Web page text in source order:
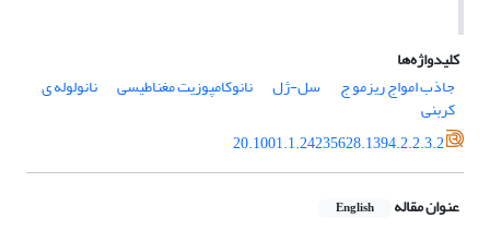
کلیدواژه‌ها
جاذب امواج ریزمو ج
سل-ژل نانوکامپوزیت مغناطیسی نانولوله ی
کربنی
20.1001.1.24235628.1394.2.2.3.2
عنوان مقاله English